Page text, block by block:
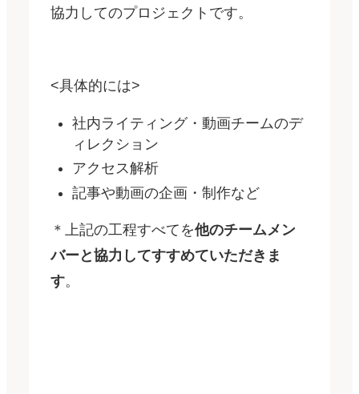
協力してのプロジェクトです。
<具体的には>
社内ライティング・動画チームのデ
ィレクション
アクセス解析
記事や動画の企画・制作など
＊上記の工程すべてを他のチームメン
バーと協力してすすめていただきま
す。